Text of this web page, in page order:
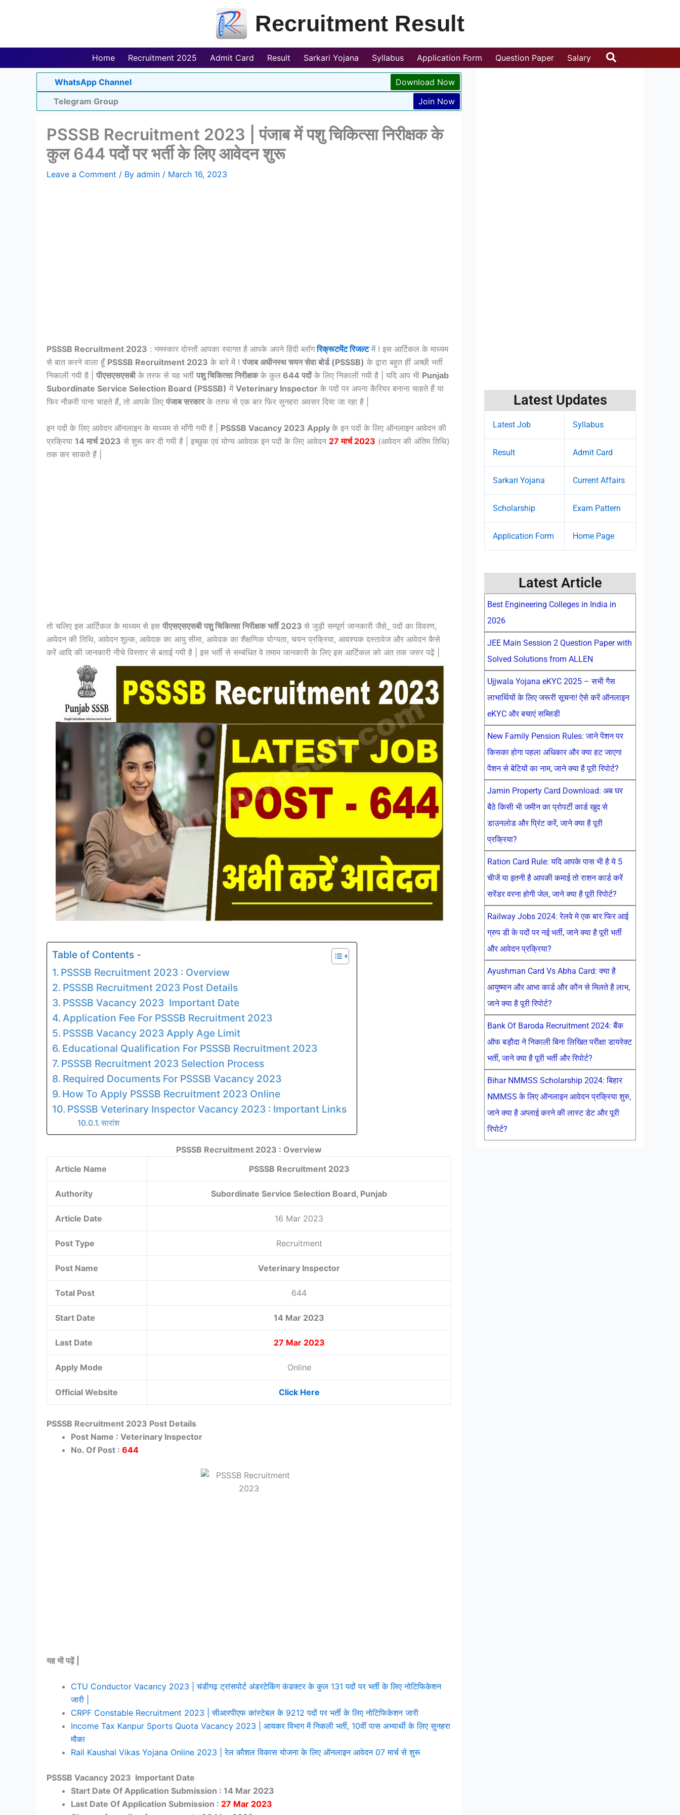
Recruitment Result
Home Recruitment 2025 Admit Card Result Sarkari Yojana Syllabus Application Form Question Paper Salary Search
WhatsApp Channel
Download Now
Telegram Group
Join Now
PSSSB Recruitment 2023 | पंजाब में पशु चिकित्सा निरीक्षक के
कुल 644 पदों पर भर्ती के लिए आवेदन शुरू
Leave a Comment / By admin / March 16, 2023
PSSSB Recruitment 2023 : नमस्कार दोस्तों आपका स्वागत है आपके अपने हिंदी ब्लॉग रिक्रूटमेंट रिजल्टमें ! इस आर्टिकल के माध्यम
से बात करने वाला हूँ PSSSB Recruitment 2023 के बारे में ! पंजाब अधीनस्थ चयन सेवा बोर्ड (PSSSB) के द्वारा बहुत हीं अच्छी भर्ती
निकाली गयी है | पीएसएसएसबीके तरफ से यह भर्ती पशु चिकित्सा निरीक्षकके कुल 644 पदोंके लिए निकाली गयी है | यदि आप भी Punjab
Subordinate Service Selection Board (PSSSB) में Veterinary Inspector के पदों पर अपना कैरियर बनाना चाहते हैं या
फिर नौकरी पाना चाहते हैं, तो आपके लिए पंजाब सरकारके तरफ से एक बार फिर सुनहरा अवसर दिया जा रहा है |
इन पदों के लिए आवेदन ऑनलाइन के माध्यम से माँगी गयी है | PSSSB Vacancy 2023 Apply के इन पदों के लिए ऑनलाइन आवेदन की
प्रक्रिया 14 मार्च 2023 से शुरू कर दी गयी है | इच्छुक एवं योग्य आवेदक इन पदों के लिए आवेदन 27 मार्च 2023 (आवेदन की अंतिम तिथि)
तक कर साकते हैं |
तो चलिए इस आर्टिकल के माध्यम से इस पीएसएसएसबी पशु चिकित्सा निरीक्षक भर्ती 2023 से जुड़ी सम्पूर्ण जानकारी जैसे_ पदों का विवरण,
आवेदन की तिथि, आवेदन शुल्क, आवेदक का आयु सीमा, आवेदक का शैक्षणिक योग्यता, चयन प्रक्रिया, आवश्यक दस्तावेज और आवेदन कैसे
करें आदि की जानकारी नीचे विस्तार से बताई गयी है | इस भर्ती से सम्बंधित वे तमाम जानकारी के लिए इस आर्टिकल को अंत तक जरुर पढ़ें |
Table of Contents -
PSSSB Recruitment 2023 : Overview
PSSSB Recruitment 2023 Post Details
PSSSB Vacancy 2023 Important Date
Application Fee For PSSSB Recruitment 2023
PSSSB Vacancy 2023 Apply Age Limit
Educational Qualification For PSSSB Recruitment 2023
PSSSB Recruitment 2023 Selection Process
Required Documents For PSSSB Vacancy 2023
How To Apply PSSSB Recruitment 2023 Online
PSSSB Veterinary Inspector Vacancy 2023 : Important Links
सारांश
PSSSB Recruitment 2023 : Overview
Article Name
PSSSB Recruitment 2023
Authority Subordinate Service Selection Board, Punjab
Article Date 16 Mar 2023
Post Type Recruitment
Post Name Veterinary Inspector
Total Post 644
Start Date 14 Mar 2023
Last Date 27 Mar 2023
Apply Mode Online
Official Website Click Here
PSSSB Recruitment 2023 Post Details
Post Name : Veterinary Inspector
No. Of Post : 644
यह भी पढ़ें |
CTU Conductor Vacancy 2023 | चंडीगढ़ ट्रांसपोर्ट अंडरटेकिंग कंडक्टर के कुल 131 पदों पर भर्ती के लिए नोटिफिकेशन
जारी |
CRPF Constable Recruitment 2023 | सीआरपीएफ कांस्टेबल के 9212 पदों पर भर्ती के लिए नोटिफिकेशन जारी
Income Tax Kanpur Sports Quota Vacancy 2023 | आयकर विभाग में निकली भर्ती, 10वीं पास अभ्यार्थी के लिए सुनहरा
मौका
Rail Kaushal Vikas Yojana Online 2023 | रेल कौशल विकास योजना के लिए ऑनलाइन आवेदन 07 मार्च से शुरू
PSSSB Vacancy 2023 Important Date
Start Date Of Application Submission : 14 Mar 2023
Last Date Of Application Submission : 27 Mar 2023
Latest Updates
Latest Job Syllabus
Result Admit Card
Sarkari Yojana Current Affairs
Scholarship Exam Pattern
Application Form Home Page
Latest Article
Best Engineering Colleges in India in
2026
JEE Main Session 2 Question Paper with
Solved Solutions from ALLEN
Ujjwala Yojana eKYC 2025 – सभी गैस
लाभार्थियों के लिए जरूरी सूचना! ऐसे करें ऑनलाइन
eKYC और बचाएं सब्सिडी
New Family Pension Rules: जाने पेंशन पर
किसका होगा पहला अधिकार और क्या हट जाएगा
पेंशन से बेटियों का नाम, जाने क्या है पूरी रिपोर्ट?
Jamin Property Card Download: अब घर
बैठे किसी भी जमीन का प्रोपर्टी कार्ड खुद से
डाउनलोड और प्रिंट करें, जाने क्या है पूरी
प्रक्रिया?
Ration Card Rule: यदि आपके पास भी है ये 5
चीजें या इतनी है आपकी कमाई तो राशन कार्ड करें
सरेंडर वरना होगी जेल, जाने क्या है पूरी रिपोर्ट?
Railway Jobs 2024: रेलवे मे एक बार फिर आई
ग्रुप डी के पदों पर नई भर्ती, जाने क्या है पूरी भर्ती
और आवेदन प्रक्रिया?
Ayushman Card Vs Abha Card: क्या है
आयुष्मान और आभा कार्ड और कौन से मिलते है लाभ,
जाने क्या है पूरी रिपोर्ट?
Bank Of Baroda Recruitment 2024: बैंक
ऑफ बड़ौदा ने निकाली बिना लिखित परीक्षा डायरेक्ट
भर्ती, जाने क्या है पूरी भर्ती और रिपोर्ट?
Bihar NMMSS Scholarship 2024: बिहार
NMMSS के लिए ऑनलाइन आवेदन प्रक्रिया शुरु,
जाने क्या है अप्लाई करने की लास्ट डेट और पूरी
रिपोर्ट?